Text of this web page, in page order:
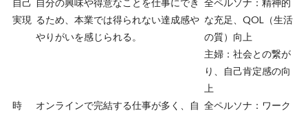
実現 るため、本業では得られない達成感や
やりがいを感じられる。
な充足、QOL（生活
の質）向上
主婦：社会との繋が
り、自己肯定感の向
上
時
オンラインで完結する仕事が多く、自 全ペルソナ：ワーク